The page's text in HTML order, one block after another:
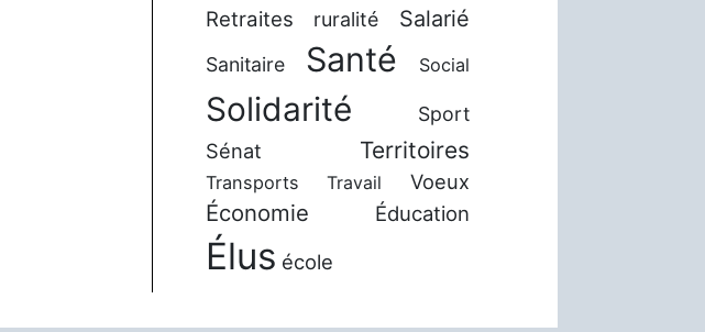
Retraites ruralité Salarié
Sanitaire Santé Social
Solidarité Sport
Sénat Territoires
Transports Travail Voeux
Économie Éducation
Élus école